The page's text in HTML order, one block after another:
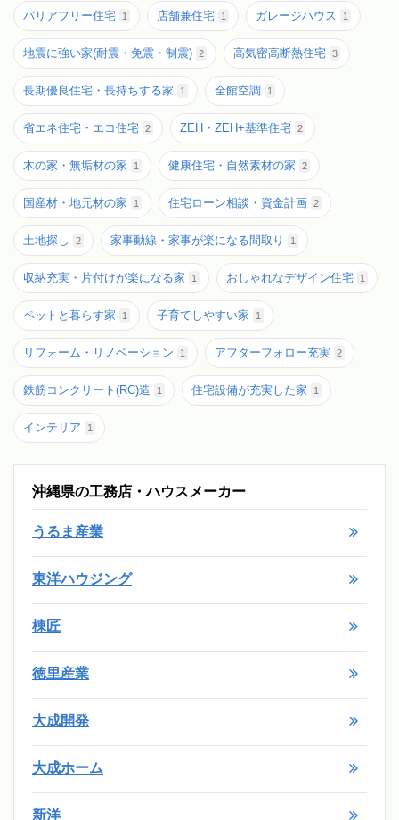
バリアフリー住宅 1 店舗兼住宅 1 ガレージハウス 1
地震に強い家(耐震・免震・制震) 2 高気密高断熱住宅 3
長期優良住宅・長持ちする家 1 全館空調 1
省エネ住宅・エコ住宅 2 ZEH・ZEH+基準住宅 2
木の家・無垢材の家 1 健康住宅・自然素材の家 2
国産材・地元材の家 1 住宅ローン相談・資金計画 2
土地探し 2 家事動線・家事が楽になる間取り 1
収納充実・片付けが楽になる家 1 おしゃれなデザイン住宅 1
ペットと暮らす家 1 子育てしやすい家 1
リフォーム・リノベーション 1 アフターフォロー充実 2
鉄筋コンクリート(RC)造 1 住宅設備が充実した家 1
インテリア 1
沖縄県の工務店・ハウスメーカー
うるま産業
東洋ハウジング
棟匠
徳里産業
大成開発
大成ホーム
新洋